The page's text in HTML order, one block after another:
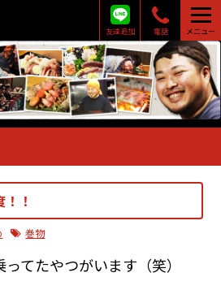
友達追加 電話 メニュー
！
巻物
てたやつがいます（笑）